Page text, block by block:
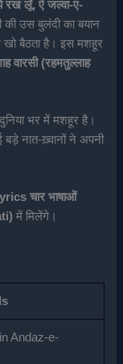
रख लूँ, ऐ जल्वा-ए-
की उस बुलंदी का बयान
बैठता है। इस मशहूर
वारसी (रहमतुल्लाह
भर में मशहूर है।
नात-ख़्वानों ने अपनी
चार भाषाओं
में मिलेंगे।
Andaz-e-